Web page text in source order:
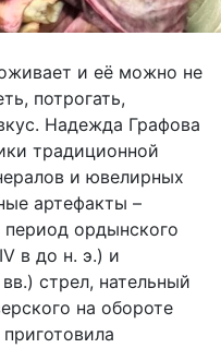
и её можно не
потрогать,
Надежда Графова
традиционной
и ювелирных
артефакты –
ордынского
в до н. э.) и
стрел, нательный
на обороте